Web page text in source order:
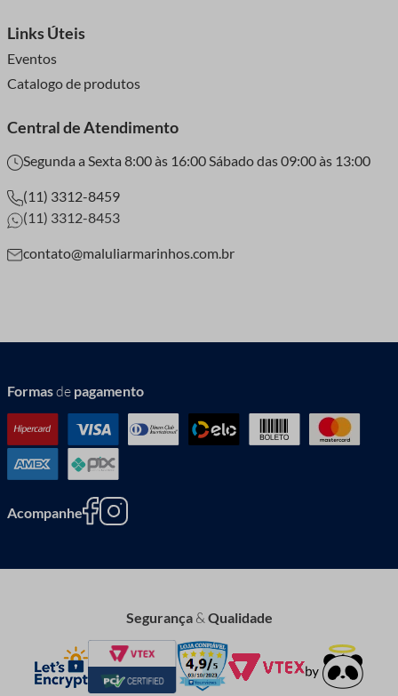
Links Úteis
Eventos
Catalogo de produtos
Central de Atendimento
Segunda a Sexta 8:00 às 16:00 Sábado das 09:00 às 13:00
(11) 3312-8459
(11) 3312-8453
contato@maluliarmarinhos.com.br
Formasde pagamento
Acompanhe
Segurança&Qualidade